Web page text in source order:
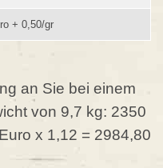
+ 0,50/gr
an Sie bei einem
von 9,7 kg: 2350
x 1,12 = 2984,80